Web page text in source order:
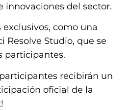
innovaciones del sector.
exclusivos, como una
Resolve Studio, que se
participantes.
recibirán un
oficial de la